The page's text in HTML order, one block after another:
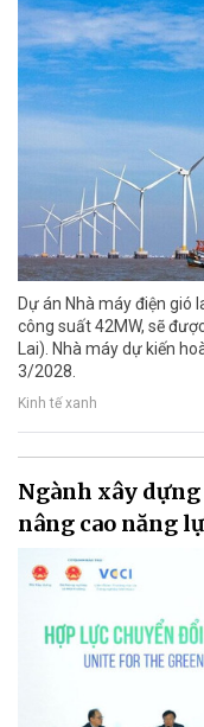
Dự án Nhà máy điện gió
công suất 42MW, sẽ
Lai). Nhà máy dự kiến
3/2028.
Kinh tế xanh
Ngành xây
nâng cao năng